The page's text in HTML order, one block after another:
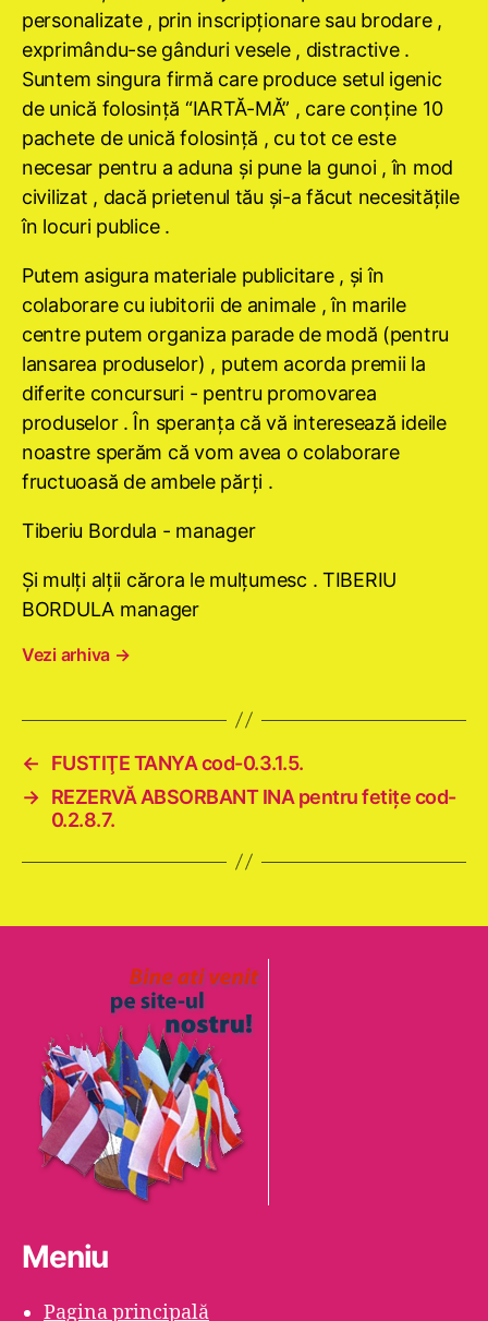
personalizate , prin inscripţionare sau brodare ,
exprimându-se gânduri vesele , distractive .
Suntem singura firmă care produce setul igenic
de unică folosinţă “IARTĂ-MĂ” , care conţine 10
pachete de unică folosinţă , cu tot ce este
necesar pentru a aduna şi pune la gunoi , în mod
civilizat , dacă prietenul tău şi-a făcut necesităţile
în locuri publice .
Putem asigura materiale publicitare , şi în
colaborare cu iubitorii de animale , în marile
centre putem organiza parade de modă (pentru
lansarea produselor) , putem acorda premii la
diferite concursuri - pentru promovarea
produselor . În speranţa că vă interesează ideile
noastre sperăm că vom avea o colaborare
fructuoasă de ambele părţi .
Tiberiu Bordula - manager
Şi mulţi alţii cărora le mulţumesc . TIBERIU
BORDULA manager
Vezi arhiva →
←
FUSTIŢE TANYA cod-0.3.1.5.
→ REZERVĂ ABSORBANT INA pentru fetiţe cod-
0.2.8.7.
Meniu
Pagina principală